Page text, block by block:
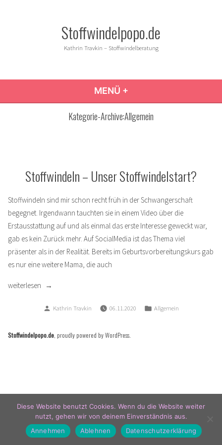
Stoffwindelpopo.de
Kathrin Travkin – Stoffwindelberatung
MENÜ +
Kategorie-Archive:Allgemein
Stoffwindeln – Unser Stoffwindelstart?
Stoffwindeln sind mir schon recht früh in der Schwangerschaft
begegnet. Irgendwann tauchten sie in einem Video über die
Erstausstattung auf und als einmal das erste Interesse geweckt war,
gab es kein Zurück mehr. Auf SocialMedia ist das Thema viel
präsenter als in der Realität. Bereits im Geburtsvorbereitungskurs gab
es nur eine weitere Mama, die auch
„Stoffwindeln
weiterlesen
Verfasst
Kathrin Travkin 06.11.2020
Veröffentlicht
Allgemein
Stoffwindelpopo.de, proudly powered by WordPress.
Diese Website benutzt Cookies. Wenn du die Website weiter
nutzt, gehen wir von deinem Einverständnis aus.
Annehmen
Ablehnen Datenschutzerklärung